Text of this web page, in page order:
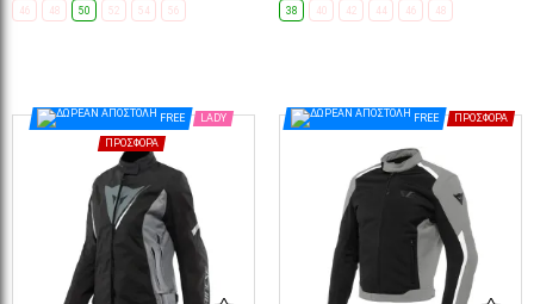
46 48 50 52 54 56 38 40 42 44 46 48
FREE LADY
ΠΡΟΣΦΟΡΆ
FREE ΠΡΟΣΦΟΡΆ